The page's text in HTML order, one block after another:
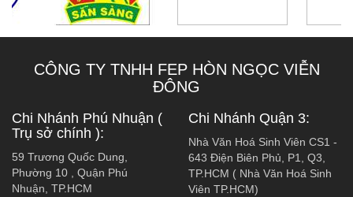
CÔNG TY TNHH FEP HÒN NGỌC VIỄN
ĐÔNG
Chi Nhánh Phú Nhuận (
Trụ sở chính ):
59 Trương Quốc Dung,
Phường 10 , Quận Phú
Nhuận, TP.HCM
Chi Nhánh Quận 3:
Nhà Văn Hoá Sinh Viên CS1 -
643 Điện Biên Phủ, P1, Q3,
TP.HCM ( Nhà Văn Hoá Sinh
Viên TP.HCM)